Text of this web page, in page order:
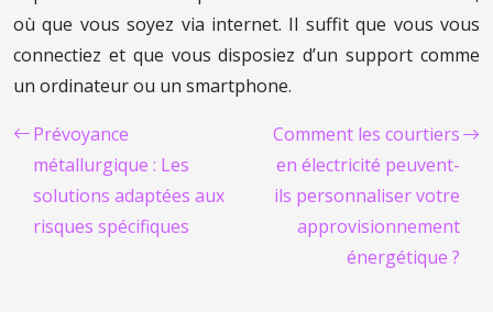
où que vous soyez via internet. Il suffit que vous vous
connectiez et que vous disposiez d’un support comme
un ordinateur ou un smartphone.
Prévoyance
métallurgique : Les
solutions adaptées aux
risques spécifiques
Comment les courtiers
en électricité peuvent-
ils personnaliser votre
approvisionnement
énergétique ?